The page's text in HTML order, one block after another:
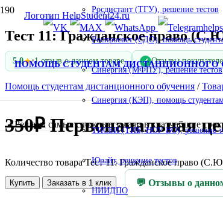
ПОМОЩЬ СТУДЕНТАМ ДИСТАНЦИОННОГО
Решаем самые сложные задачи в кратчайшие
Росдистант (ТГУ), решение тестов
Роспросвет (СДО), помощь
Синергия (МФПУ), решение тестов
Синергия (КЭП), помощь
ТИСБИ (ТИБ, НОУ ВО), решение
Юрайт, решение тестов
НИИДПО
Тест 11: Гражданское право
5.0★•1 отзыв о данном товаре ✓ Отзывы
Помощь студентам дистанционного обучения /
350₽ Первоначальная
Количество товара Тест 11: Гражданское право
Купить Заказать в 1 клик 💬 Отзывы о